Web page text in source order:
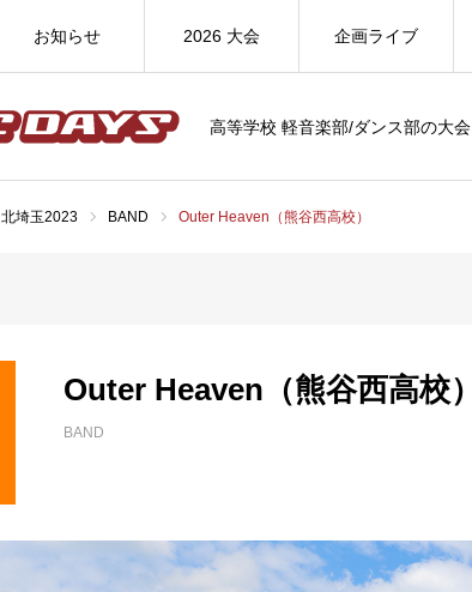
高等学校 軽音楽部/ダンス部の大会
お知らせ 2026 大会 企画ライブ
北埼玉2023 BAND Outer Heaven（熊谷西高校）
Outer Heaven（熊谷西高校）
BAND